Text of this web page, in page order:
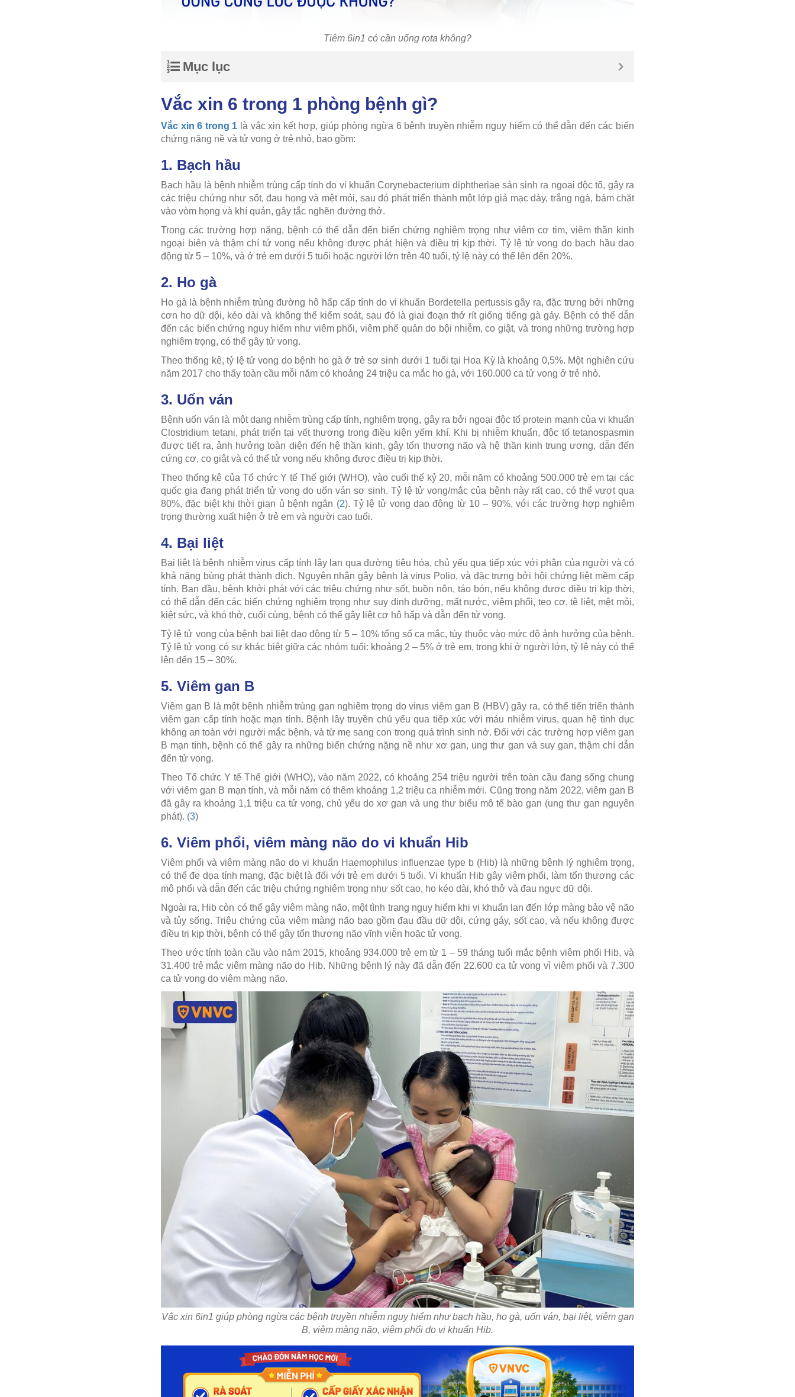
Tiêm 6in1 có cần uống rota không?
Mục lục
Vắc xin 6 trong 1 phòng bệnh gì?
Vắc xin 6 trong 1 là vắc xin kết hợp, giúp phòng ngừa 6 bệnh truyền nhiễm nguy hiểm có thể dẫn đến các biến
chứng nặng nề và tử vong ở trẻ nhỏ, bao gồm:
1. Bạch hầu
Bạch hầu là bệnh nhiễm trùng cấp tính do vi khuẩn Corynebacterium diphtheriae sản sinh ra ngoại độc tố, gây ra
các triệu chứng như sốt, đau họng và mệt mỏi, sau đó phát triển thành một lớp giả mạc dày, trắng ngà, bám chặt
vào vòm họng và khí quản, gây tắc nghẽn đường thở.
Trong các trường hợp nặng, bệnh có thể dẫn đến biến chứng nghiêm trọng như viêm cơ tim, viêm thần kinh
ngoại biên và thậm chí tử vong nếu không được phát hiện và điều trị kịp thời. Tỷ lệ tử vong do bạch hầu dao
động từ 5 – 10%, và ở trẻ em dưới 5 tuổi hoặc người lớn trên 40 tuổi, tỷ lệ này có thể lên đến 20%.
2. Ho gà
Ho gà là bệnh nhiễm trùng đường hô hấp cấp tính do vi khuẩn Bordetella pertussis gây ra, đặc trưng bởi những
cơn ho dữ dội, kéo dài và không thể kiểm soát, sau đó là giai đoạn thở rít giống tiếng gà gáy. Bệnh có thể dẫn
đến các biến chứng nguy hiểm như viêm phổi, viêm phế quản do bội nhiễm, co giật, và trong những trường hợp
nghiêm trọng, có thể gây tử vong.
Theo thống kê, tỷ lệ tử vong do bệnh ho gà ở trẻ sơ sinh dưới 1 tuổi tại Hoa Kỳ là khoảng 0,5%. Một nghiên cứu
năm 2017 cho thấy toàn cầu mỗi năm có khoảng 24 triệu ca mắc ho gà, với 160.000 ca tử vong ở trẻ nhỏ.
3. Uốn ván
Bệnh uốn ván là một dạng nhiễm trùng cấp tính, nghiêm trọng, gây ra bởi ngoại độc tố protein mạnh của vi khuẩn
Clostridium tetani, phát triển tại vết thương trong điều kiện yếm khí. Khi bị nhiễm khuẩn, độc tố tetanospasmin
được tiết ra, ảnh hưởng toàn diện đến hệ thần kinh, gây tổn thương não và hệ thần kinh trung ương, dẫn đến
cứng cơ, co giật và có thể tử vong nếu không được điều trị kịp thời.
Theo thống kê của Tổ chức Y tế Thế giới (WHO), vào cuối thế kỷ 20, mỗi năm có khoảng 500.000 trẻ em tại các
quốc gia đang phát triển tử vong do uốn ván sơ sinh. Tỷ lệ tử vong/mắc của bệnh này rất cao, có thể vượt qua
80%, đặc biệt khi thời gian ủ bệnh ngắn (2). Tỷ lệ tử vong dao động từ 10 – 90%, với các trường hợp nghiêm
trọng thường xuất hiện ở trẻ em và người cao tuổi.
4. Bại liệt
Bại liệt là bệnh nhiễm virus cấp tính lây lan qua đường tiêu hóa, chủ yếu qua tiếp xúc với phân của người và có
khả năng bùng phát thành dịch. Nguyên nhân gây bệnh là virus Polio, và đặc trưng bởi hội chứng liệt mềm cấp
tính. Ban đầu, bệnh khởi phát với các triệu chứng như sốt, buồn nôn, táo bón, nếu không được điều trị kịp thời,
có thể dẫn đến các biến chứng nghiêm trọng như suy dinh dưỡng, mất nước, viêm phổi, teo cơ, tê liệt, mệt mỏi,
kiệt sức, và khó thở, cuối cùng, bệnh có thể gây liệt cơ hô hấp và dẫn đến tử vong.
Tỷ lệ tử vong của bệnh bại liệt dao động từ 5 – 10% tổng số ca mắc, tùy thuộc vào mức độ ảnh hưởng của bệnh.
Tỷ lệ tử vong có sự khác biệt giữa các nhóm tuổi: khoảng 2 – 5% ở trẻ em, trong khi ở người lớn, tỷ lệ này có thể
lên đến 15 – 30%.
5. Viêm gan B
Viêm gan B là một bệnh nhiễm trùng gan nghiêm trọng do virus viêm gan B (HBV) gây ra, có thể tiến triển thành
viêm gan cấp tính hoặc mạn tính. Bệnh lây truyền chủ yếu qua tiếp xúc với máu nhiễm virus, quan hệ tình dục
không an toàn với người mắc bệnh, và từ mẹ sang con trong quá trình sinh nở. Đối với các trường hợp viêm gan
B mạn tính, bệnh có thể gây ra những biến chứng nặng nề như xơ gan, ung thư gan và suy gan, thậm chí dẫn
đến tử vong.
Theo Tổ chức Y tế Thế giới (WHO), vào năm 2022, có khoảng 254 triệu người trên toàn cầu đang sống chung
với viêm gan B mạn tính, và mỗi năm có thêm khoảng 1,2 triệu ca nhiễm mới. Cũng trong năm 2022, viêm gan B
đã gây ra khoảng 1,1 triệu ca tử vong, chủ yếu do xơ gan và ung thư biểu mô tế bào gan (ung thư gan nguyên
phát). (3)
6. Viêm phổi, viêm màng não do vi khuẩn Hib
Viêm phổi và viêm màng não do vi khuẩn Haemophilus influenzae type b (Hib) là những bệnh lý nghiêm trọng,
có thể đe dọa tính mạng, đặc biệt là đối với trẻ em dưới 5 tuổi. Vi khuẩn Hib gây viêm phổi, làm tổn thương các
mô phổi và dẫn đến các triệu chứng nghiêm trọng như sốt cao, ho kéo dài, khó thở và đau ngực dữ dội.
Ngoài ra, Hib còn có thể gây viêm màng não, một tình trạng nguy hiểm khi vi khuẩn lan đến lớp màng bảo vệ não
và tủy sống. Triệu chứng của viêm màng não bao gồm đau đầu dữ dội, cứng gáy, sốt cao, và nếu không được
điều trị kịp thời, bệnh có thể gây tổn thương não vĩnh viễn hoặc tử vong.
Theo ước tính toàn cầu vào năm 2015, khoảng 934.000 trẻ em từ 1 – 59 tháng tuổi mắc bệnh viêm phổi Hib, và
31.400 trẻ mắc viêm màng não do Hib. Những bệnh lý này đã dẫn đến 22.600 ca tử vong vì viêm phổi và 7.300
ca tử vong do viêm màng não.
Vắc xin 6in1 giúp phòng ngừa các bệnh truyền nhiễm nguy hiểm như bạch hầu, ho gà, uốn ván, bại liệt, viêm gan
B, viêm màng não, viêm phổi do vi khuẩn Hib.